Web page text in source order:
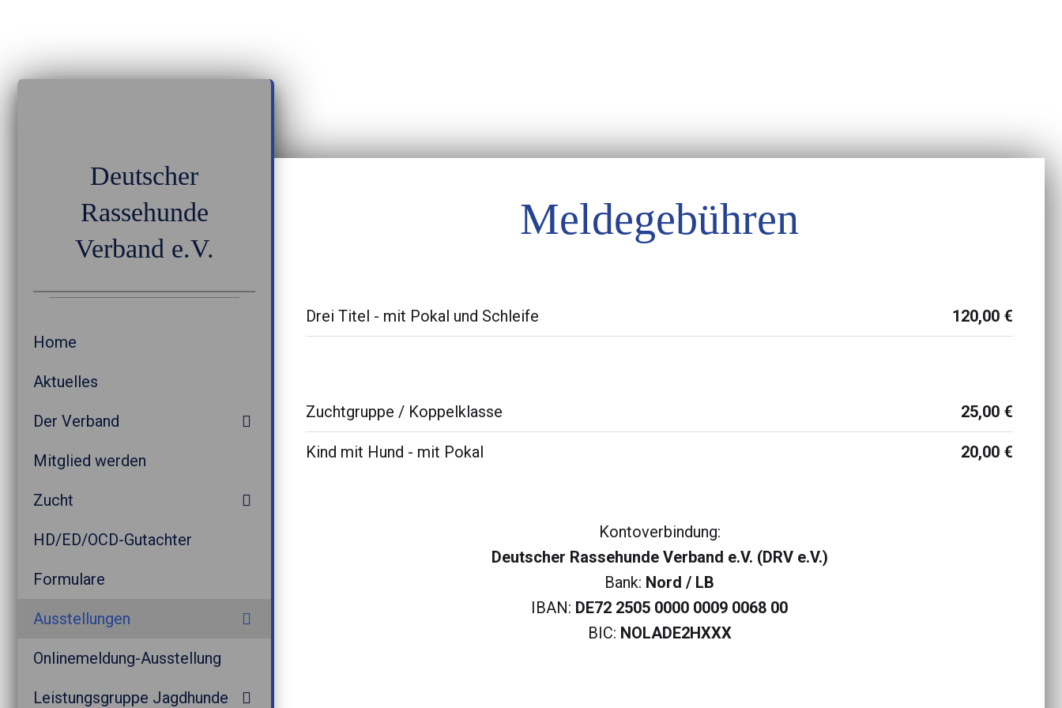
Deutscher
Rassehunde
Verband e.V.
Home
Aktuelles
Der Verband
Mitglied werden
Zucht
HD/ED/OCD-Gutachter
Formulare
Ausstellungen
Onlinemeldung-Ausstellung
Leistungsgruppe Jagdhunde
Meldegebühren
Drei Titel - mit Pokal und Schleife 120,00 €
Zuchtgruppe / Koppelklasse 25,00 €
Kind mit Hund - mit Pokal 20,00 €
Kontoverbindung:
Deutscher Rassehunde Verband e.V. (DRV e.V.)
Bank: Nord / LB
IBAN: DE72 2505 0000 0009 0068 00
BIC: NOLADE2HXXX